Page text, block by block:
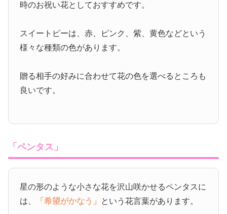
時のお祝い花としておすすめです。
スイートピーは、赤、ピンク、紫、黄色などという
様々な種類の色があります。
贈る相手の好みに合わせて花の色を選べるところも
良いです。
「ペンタス」
星の形のような小さな花を沢山咲かせるペンタスに
は、
「希望がかなう」 という花言葉があります。